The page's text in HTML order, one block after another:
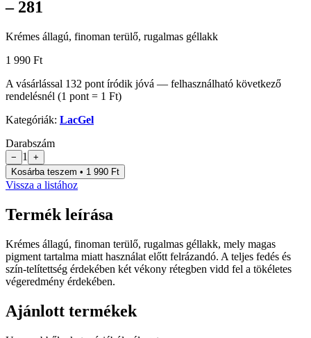
– 281
Krémes állagú, finoman terülő, rugalmas géllakk
1 990 Ft
A vásárlással 132 pont íródik jóvá — felhasználható következő
rendelésnél (1 pont = 1 Ft)
Kategóriák: LacGel
Darabszám
− 1
+
Kosárba teszem • 1 990 Ft
Vissza a listához
Termék leírása
Krémes állagú, finoman terülő, rugalmas géllakk, mely magas
pigment tartalma miatt használat előtt felrázandó. A teljes fedés és
szín-telítettség érdekében két vékony rétegben vidd fel a tökéletes
végeredmény érdekében.
Ajánlott termékek